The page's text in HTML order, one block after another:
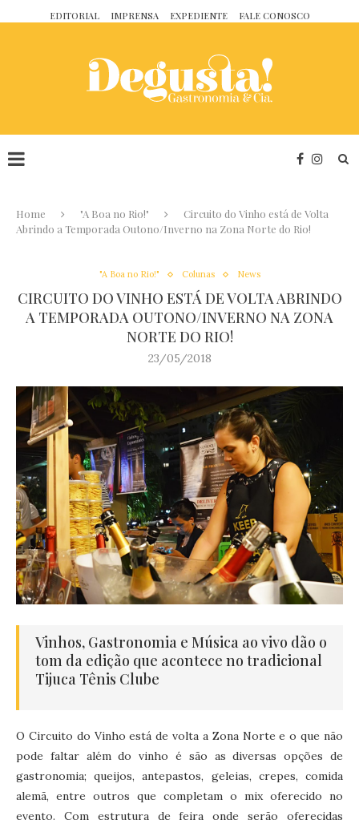
EDITORIAL IMPRENSA EXPEDIENTE FALE CONOSCO
Home "A Boa no Rio!"
Circuito do Vinho está de Volta
Abrindo a Temporada Outono/Inverno na Zona Norte do Rio!
"A Boa no Rio!" Colunas News
CIRCUITO DO VINHO ESTÁ DE VOLTA ABRINDO
A TEMPORADA OUTONO/INVERNO NA ZONA
NORTE DO RIO!
23/05/2018
Vinhos, Gastronomia e Música ao vivo dão o
tom da edição que acontece no tradicional
Tijuca Tênis Clube
O Circuito do Vinho está de volta a Zona Norte e o que não
pode faltar além do vinho é são as diversas opções de
gastronomia; queijos, antepastos, geleias, crepes, comida
alemã, entre outros que completam o mix oferecido no
evento. Com estrutura de feira onde serão oferecidas